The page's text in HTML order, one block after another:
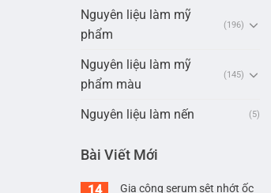
Nguyên liệu làm mỹ
phẩm
(196)
Nguyên liệu làm mỹ
phẩm màu
(145)
Nguyên liệu làm nến (5)
Bài Viết Mới
Gia công serum sệt nhớt ốc